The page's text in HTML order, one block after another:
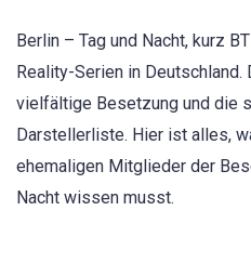
Berlin – Tag und Nacht, kurz
Reality-Serien in
vielfältige Besetzung und die
Darstellerliste. Hier ist alles,
ehemaligen Mitglieder der
Nacht wissen musst.